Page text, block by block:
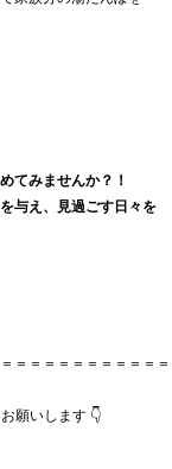
てみませんか？！
与え、見過ごす日々を
＝＝＝＝＝＝＝＝＝＝
願いします 👇